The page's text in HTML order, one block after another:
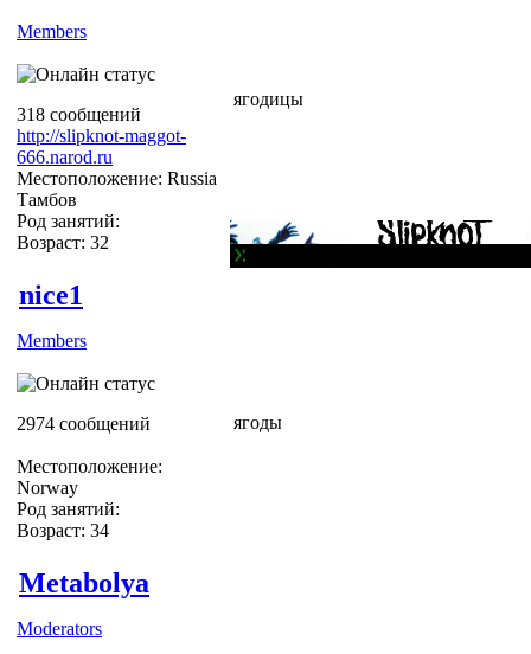
Members
318 сообщений
http://slipknot-maggot-
666.narod.ru
Местоположение: Russia
Тамбов
Род занятий:
Возраст: 32
ягодицы
nice1
Members
2974 сообщений
Местоположение:
Norway
Род занятий:
Возраст: 34
ягоды
Metabolya
Moderators